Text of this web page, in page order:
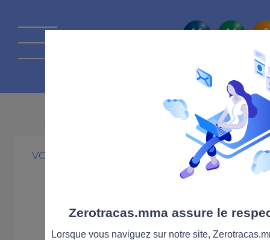
La route
26 MARS 2009
VOITURE
mobile
Zerotracas.mma assure le
Lorsque vous naviguez sur notre site,